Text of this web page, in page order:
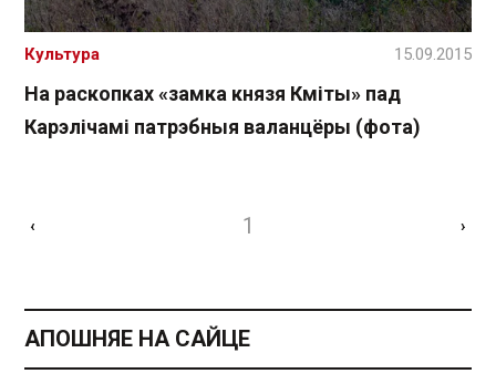
На раскопках «замка князя Кміты» пад
Карэлічамі патрэбныя валанцёры (фота)
Культура 15.09.2015
‹ 1 ›
АПОШНЯЕ НА САЙЦЕ